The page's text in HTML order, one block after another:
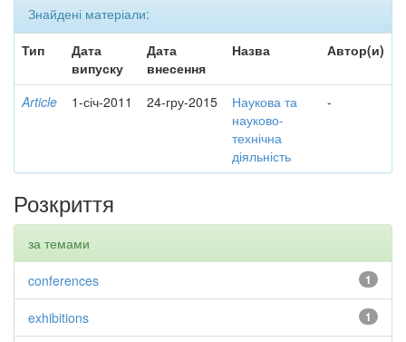
Знайдені матеріали:
Тип
Дата
випуску
Дата
внесення
Назва Автор(и)
Article 1-січ-2011 24-гру-2015
Наукова та
науково-
технічна
діяльність
-
Розкриття
за темами
1
conferences
1
exhibitions